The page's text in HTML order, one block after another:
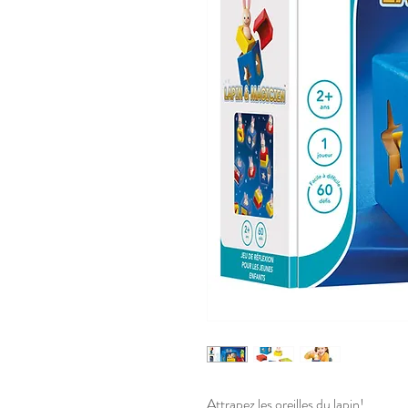
Attrapez les oreilles du lapin!